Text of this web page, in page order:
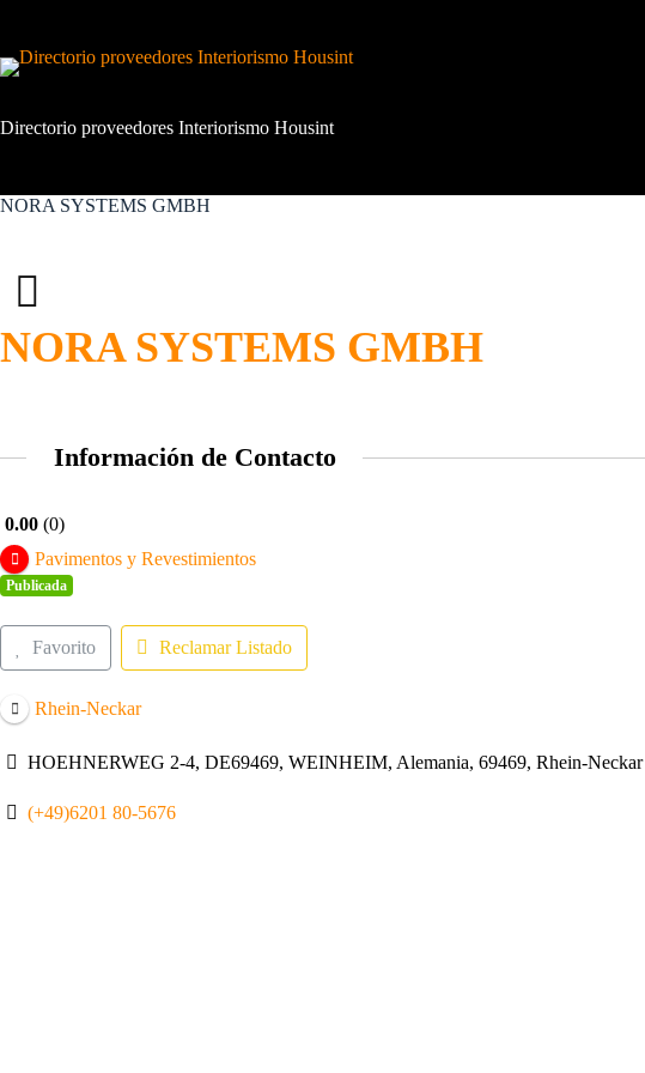
contenido
Directorio proveedores Interiorismo Housint
NORA SYSTEMS GMBH
NORA SYSTEMS GMBH
Información de Contacto
0.00 0
Pavimentos y Revestimientos
Publicada
Favorito Reclamar Listado
Rhein-Neckar
HOEHNERWEG 2-4, DE69469, WEINHEIM, Alemania, 69469, Rhein-Neckar
(+49)6201 80-5676